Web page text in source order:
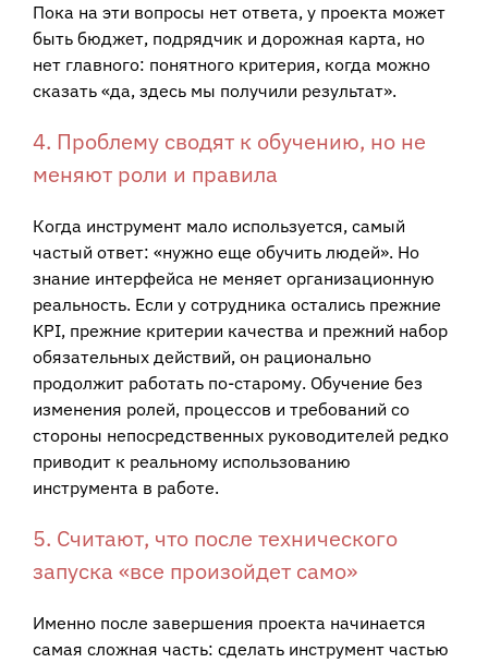
Пока на эти вопросы нет ответа, у проекта может
быть бюджет, подрядчик и дорожная карта, но
нет главного: понятного критерия, когда можно
сказать «да, здесь мы получили результат».
4. Проблему сводят к обучению, но не
меняют роли и правила
Когда инструмент мало используется, самый
частый ответ: «нужно еще обучить людей». Но
знание интерфейса не меняет организационную
реальность. Если у сотрудника остались прежние
KPI, прежние критерии качества и прежний набор
обязательных действий, он рационально
продолжит работать по-старому. Обучение без
изменения ролей, процессов и требований со
стороны непосредственных руководителей редко
приводит к реальному использованию
инструмента в работе.
5. Считают, что после технического
запуска «все произойдет само»
Именно после завершения проекта начинается
самая сложная часть: сделать инструмент частью